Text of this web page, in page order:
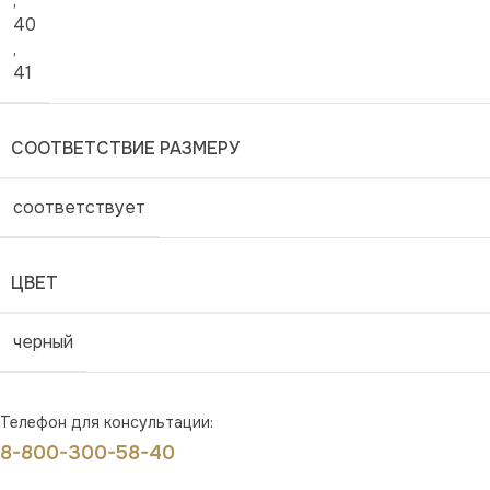
40
,
41
СООТВЕТСТВИЕ РАЗМЕРУ
соответствует
ЦВЕТ
черный
Телефон для консультации:
8-800-300-58-40